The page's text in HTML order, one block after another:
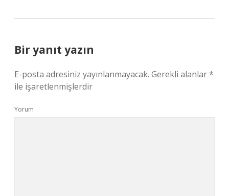
Bir yanıt yazın
E-posta adresiniz yayınlanmayacak. Gerekli alanlar*
ile işaretlenmişlerdir
Yorum